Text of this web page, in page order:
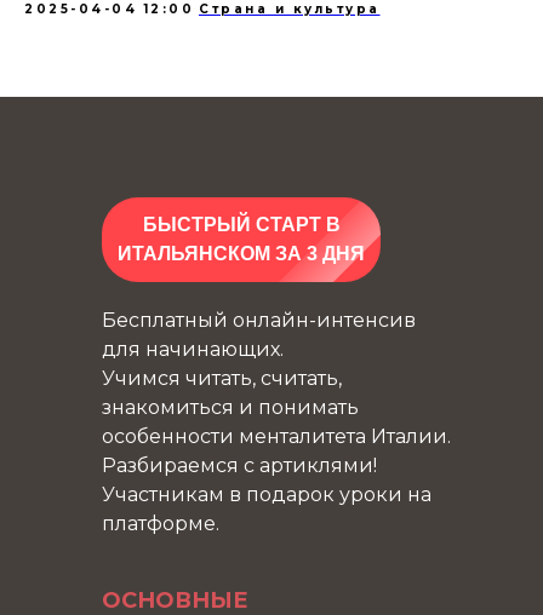
2025-04-04 12:00 Страна и культура
БЫСТРЫЙ СТАРТ В
ИТАЛЬЯНСКОМ ЗА 3 ДНЯ
ОСНОВНЫЕ
Бесплатный онлайн-интенсив
для начинающих.
Учимся читать, считать,
знакомиться и понимать
особенности менталитета Италии.
Разбираемся с артиклями!
Участникам в подарок уроки на
платформе.